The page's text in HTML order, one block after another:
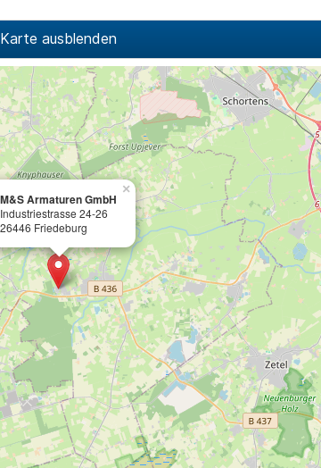
Karte ausblenden
M&S Armaturen GmbH
Industriestrasse 24-26
26446 Friedeburg
×